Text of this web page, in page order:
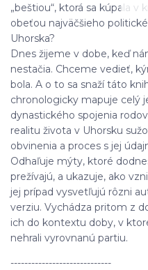
„beštiou“, ktorá sa kúpala v
obeťou najväčšieho
Uhorska?
Dnes žijeme v dobe, keď
nestačia. Chceme vedieť,
bola. A o to sa snaží táto
chronologicky mapuje celý
dynastického spojenia
realitu života v Uhorsku
obvinenia a proces s jej
Odhaľuje mýty, ktoré
prežívajú, a ukazuje, ako
jej prípad vysvetľujú rôzni
verziu. Vychádza pritom z
ich do kontextu doby, v
nehrali vyrovnanú partiu.
-----------------------------